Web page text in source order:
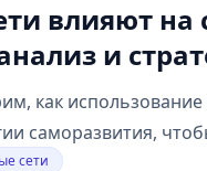
влияют на
и
как
саморазвития,
сети